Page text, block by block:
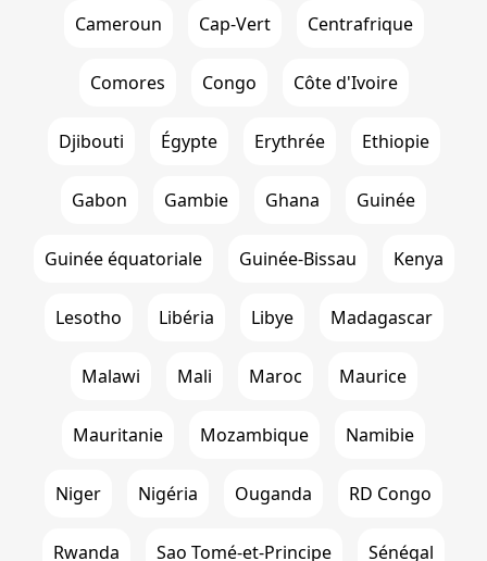
Cameroun Cap-Vert Centrafrique
Comores Congo Côte d'Ivoire
Djibouti Égypte Erythrée Ethiopie
Gabon Gambie Ghana Guinée
Guinée équatoriale Guinée-Bissau Kenya
Lesotho Libéria Libye Madagascar
Malawi Mali Maroc Maurice
Mauritanie Mozambique Namibie
Niger Nigéria Ouganda RD Congo
Rwanda Sao Tomé-et-Principe Sénégal